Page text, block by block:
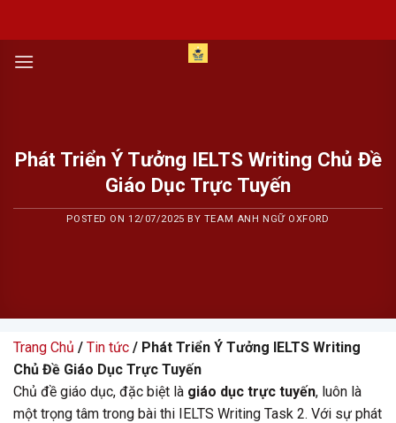
content
Phát Triển Ý Tưởng IELTS Writing Chủ Đề
Giáo Dục Trực Tuyến
POSTED ON12/07/2025 BY TEAM ANH NGỮ OXFORD
Trang Chủ / Tin tức / Phát Triển Ý Tưởng IELTS Writing
Chủ Đề Giáo Dục Trực Tuyến
Chủ đề giáo dục, đặc biệt là giáo dục trực tuyến, luôn là
một trọng tâm trong bài thi IELTS Writing Task 2. Với sự phát